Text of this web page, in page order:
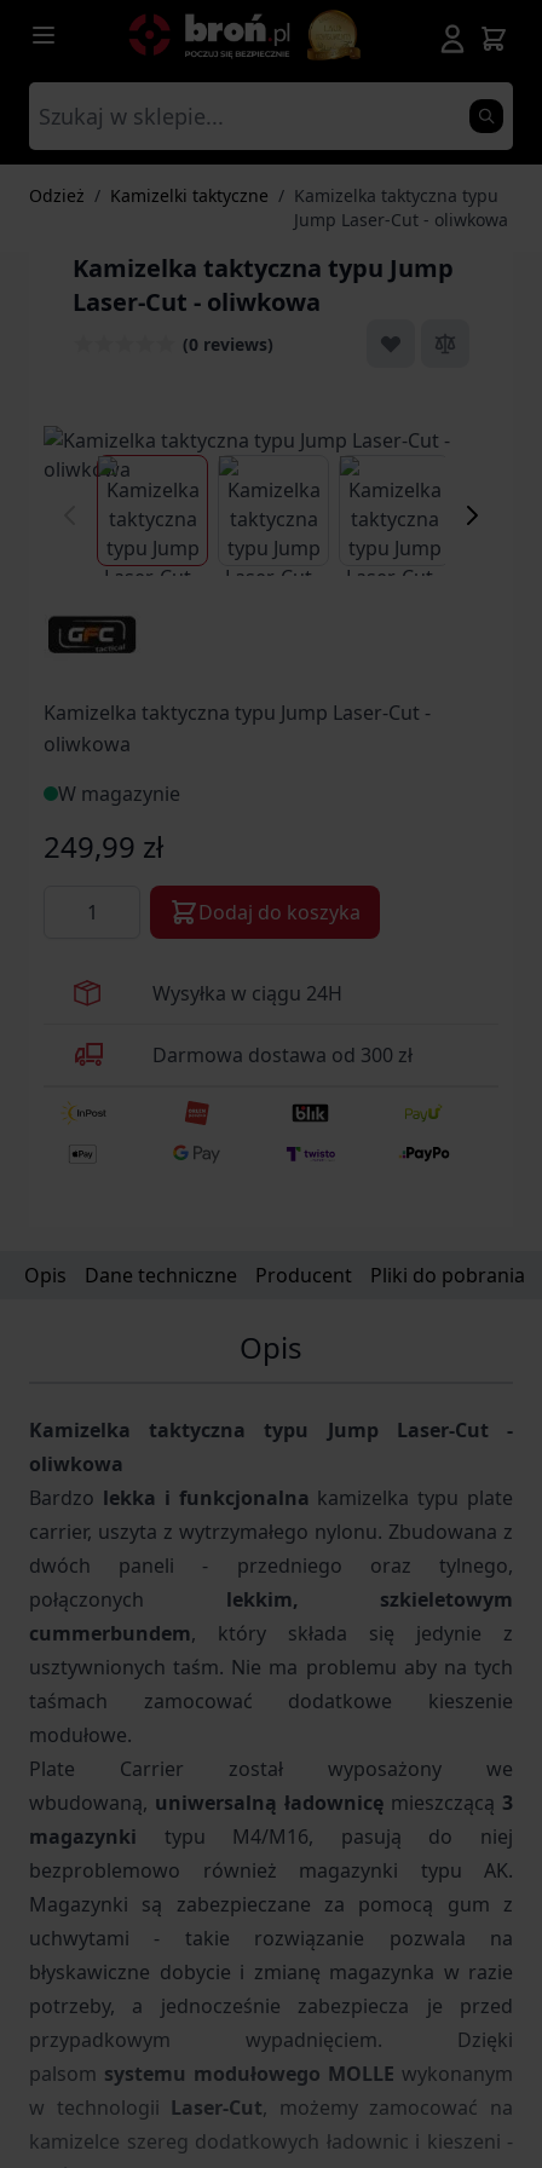
Przejdź do treści
Odzież / Kamizelki taktyczne / Kamizelka taktyczna typu
Jump Laser-Cut - oliwkowa
Kamizelka taktyczna typu Jump
Laser-Cut - oliwkowa
(0 reviews)
View larger imageView larger image
Kamizelka taktyczna typu Jump Laser-Cut -
oliwkowa
W magazynie
249,99 zł
Dodaj do koszyka
Wysyłka w ciągu 24H
Darmowa dostawa od 300 zł
Opis Dane techniczne Producent Pliki do pobrania
Opis
Kamizelka taktyczna typu Jump Laser-Cut -
oliwkowa
Bardzo lekka i funkcjonalna kamizelka typu plate
carrier, uszyta z wytrzymałego nylonu. Zbudowana z
dwóch paneli - przedniego oraz tylnego,
połączonych lekkim, szkieletowym
cummerbundem, który składa się jedynie z
usztywnionych taśm. Nie ma problemu aby na tych
taśmach zamocować dodatkowe kieszenie
modułowe.
Plate Carrier został wyposażony we
wbudowaną, uniwersalną ładownicę mieszczącą 3
magazynki typu M4/M16, pasują do niej
bezproblemowo również magazynki typu AK.
Magazynki są zabezpieczane za pomocą gum z
uchwytami - takie rozwiązanie pozwala na
błyskawiczne dobycie i zmianę magazynka w razie
potrzeby, a jednocześnie zabezpiecza je przed
przypadkowym wypadnięciem. Dzięki
palsom systemu modułowego MOLLE wykonanym
w technologii Laser-Cut, możemy zamocować na
kamizelce szereg dodatkowych ładownic i kieszeni -